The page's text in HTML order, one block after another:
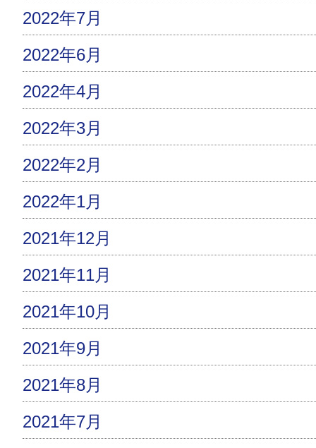
2022年7月
2022年6月
2022年4月
2022年3月
2022年2月
2022年1月
2021年12月
2021年11月
2021年10月
2021年9月
2021年8月
2021年7月